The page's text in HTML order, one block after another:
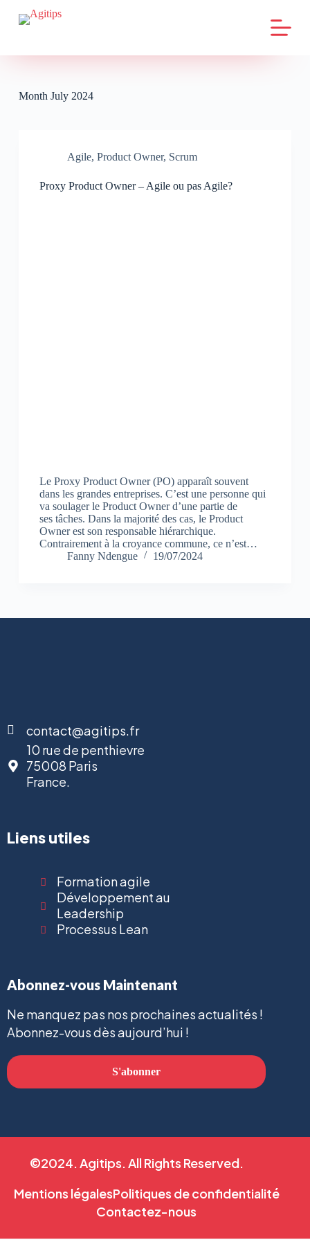
S
k
oMonth July 2024
Agile, Product Owner, Scrum
Proxy Product Owner – Agile ou pas Agile?
Le Proxy Product Owner (PO) apparaît souvent
dans les grandes entreprises. C’est une personne qui
va soulager le Product Owner d’une partie de
ses tâches. Dans la majorité des cas, le Product
Owner est son responsable hiérarchique.
Contrairement à la croyance commune, ce n’est…
Fanny Ndengue
19/07/2024
contact@agitips.fr
10 rue de penthievre
75008 Paris
France.
Liens utiles
Formation agile
Développement au
Leadership
Processus Lean
Abonnez-vous Maintenant
Ne manquez pas nos prochaines actualités !
Abonnez-vous dès aujourd’hui !
S'abonner
©2024. Agitips. All Rights Reserved.
Mentions légalesPolitiques de confidentialité
Contactez-nous